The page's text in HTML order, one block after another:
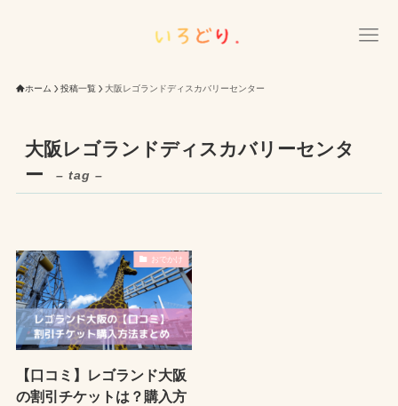
ホーム 投稿一覧 大阪レゴランドディスカバリーセンター
大阪レゴランドディスカバリーセンタ
ー
– tag –
おでかけ
【口コミ】レゴランド大阪
の割引チケットは？購入方